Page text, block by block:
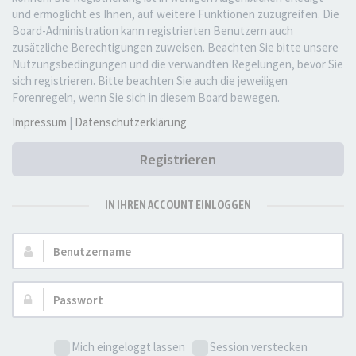
und ermöglicht es Ihnen, auf weitere Funktionen zuzugreifen. Die
Board-Administration kann registrierten Benutzern auch
zusätzliche Berechtigungen zuweisen. Beachten Sie bitte unsere
Nutzungsbedingungen und die verwandten Regelungen, bevor Sie
sich registrieren. Bitte beachten Sie auch die jeweiligen
Forenregeln, wenn Sie sich in diesem Board bewegen.
Impressum | Datenschutzerklärung
Registrieren
IN IHREN ACCOUNT EINLOGGEN
Benutzername:
Passwort:
Mich eingeloggt lassen Session verstecken